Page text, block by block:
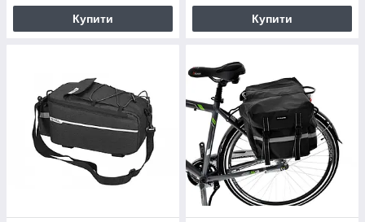
Купити Купити